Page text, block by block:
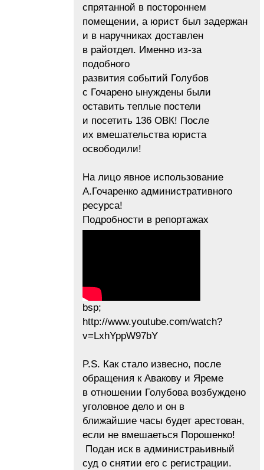
спрятанной в постороннем
помещении, а юрист был задержан
и в наручниках доставлен
в райотдел. Именно из-за
подобного
развития событий Голубов
с Гочарено ынуждены были
оставить теплые постели
и посетить 136 ОВК! После
их вмешательства юриста
освободили!
На лицо явное использование
А.Гочаренко административного
ресурса!
Подробности в репортажах
bsp;
http://www.youtube.com/watch?
v=LxhYppW97bY
P.S. Как стало извесно, после
обращения к Авакову и Яреме
в отношении Голубова возбуждено
уголовное дело и он в
ближайшие часы будет арестован,
если не вмешаеться Порошенко!
Подан иск в администраьивный
суд о снятии его с регистрации.